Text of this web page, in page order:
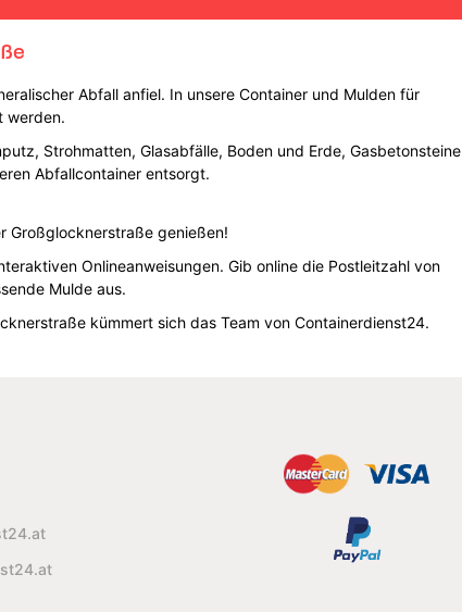
Abfall anfiel. In unsere Container und Mulden für
werden.
Strohmatten, Glasabfälle, Boden und Erde, Gasbetonsteine
Abfallcontainer entsorgt.
Großglocknerstraße genießen!
Onlineanweisungen. Gib online die Postleitzahl von
Mulde aus.
kümmert sich das Team von Containerdienst24.